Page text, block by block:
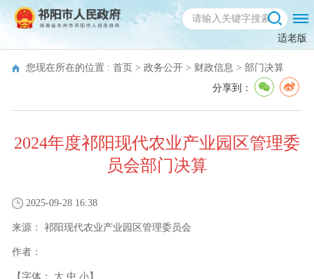
适老版
您现在所在的位置 : 首页 > 政务公开 > 财政信息 > 部门决算
分享到：
2024年度祁阳现代农业产业园区管理委
员会部门决算
2025-09-28 16:38
来源： 祁阳现代农业产业园区管理委员会
作者：
【字体： 大 中 小】